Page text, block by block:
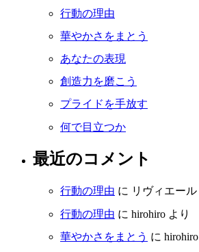
行動の理由
華やかさをまとう
あなたの表現
創造力を磨こう
プライドを手放す
何で目立つか
最近のコメント
行動の理由 に リヴィエール
行動の理由 に hirohiro より
華やかさをまとう に hirohiro